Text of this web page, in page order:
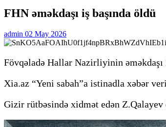
FHN əməkdaşı iş başında öldü
admin 02 May 2026
Fövqəladə Hallar Nazirliyinin
Xia.az “Yeni sabah”a istinadla xəbər
Gizir rütbəsində xidmət edən Z.Qalayev